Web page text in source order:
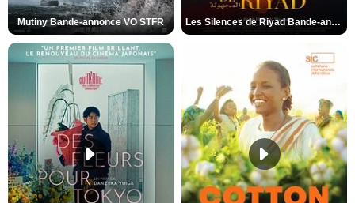
Mutiny Bande-annonce VO STFR Les Silences de Riyad Bande-annonce VO STFR